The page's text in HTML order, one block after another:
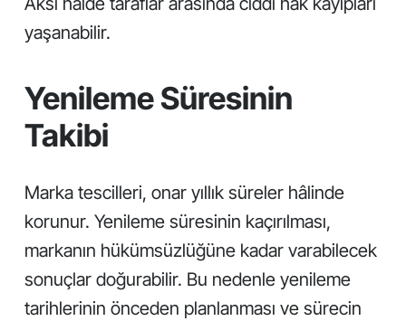
yaşanabilir.
Yenileme Süresinin
Takibi
Marka tescilleri, onar yıllık süreler hâlinde
korunur. Yenileme süresinin kaçırılması,
markanın hükümsüzlüğüne kadar varabilecek
sonuçlar doğurabilir. Bu nedenle yenileme
tarihlerinin önceden planlanması ve sürecin